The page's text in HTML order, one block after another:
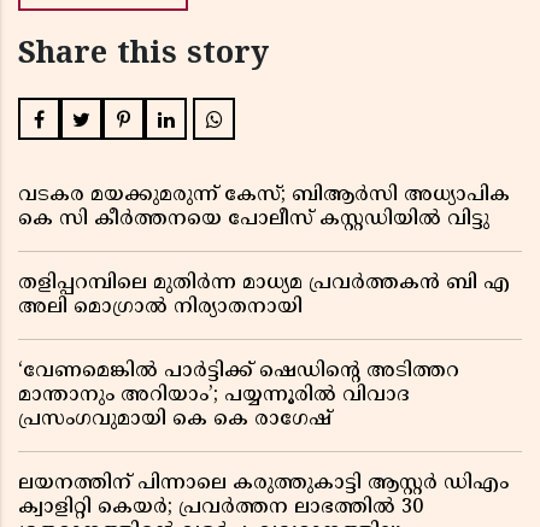
Share this story
വടകര മയക്കുമരുന്ന് കേസ്; ബിആർസി അധ്യാപിക
കെ സി കീർത്തനയെ പോലീസ് കസ്റ്റഡിയിൽ വിട്ടു
തളിപ്പറമ്പിലെ മുതിർന്ന മാധ്യമ പ്രവർത്തകൻ ബി എ
അലി മൊഗ്രാൽ നിര്യാതനായി
‘വേണമെങ്കിൽ പാർട്ടിക്ക് ഷെഡിൻ്റെ അടിത്തറ
മാന്താനും അറിയാം’; പയ്യന്നൂരിൽ വിവാദ
പ്രസംഗവുമായി കെ കെ രാഗേഷ്
ലയനത്തിന് പിന്നാലെ കരുത്തുകാട്ടി ആസ്റ്റർ ഡിഎം
ക്വാളിറ്റി കെയർ; പ്രവർത്തന ലാഭത്തിൽ 30